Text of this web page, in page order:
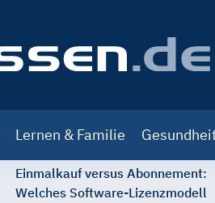
Lernen & Familie
Einmalkauf versus Abonnement:
Welches Software-Lizenzmodell